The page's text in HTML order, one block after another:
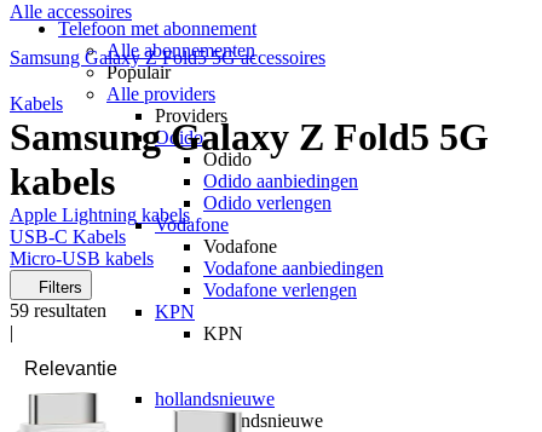
Telefoon met abonnement
Alle abonnementen
Populair
Alle providers
Providers
Odido
Odido
Odido aanbiedingen
Odido verlengen
Vodafone
Vodafone
Vodafone aanbiedingen
Vodafone verlengen
KPN
KPN
hollandsnieuwe
hollandsnieuwe
Alle accessoires
Samsung Galaxy Z Fold5 5G accessoires
Kabels
Samsung Galaxy Z Fold5 5G
kabels
Apple Lightning kabels
USB-C Kabels
Micro-USB kabels
Filters
59 resultaten
|